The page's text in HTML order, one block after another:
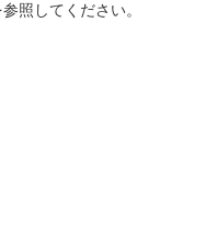
参照してください。